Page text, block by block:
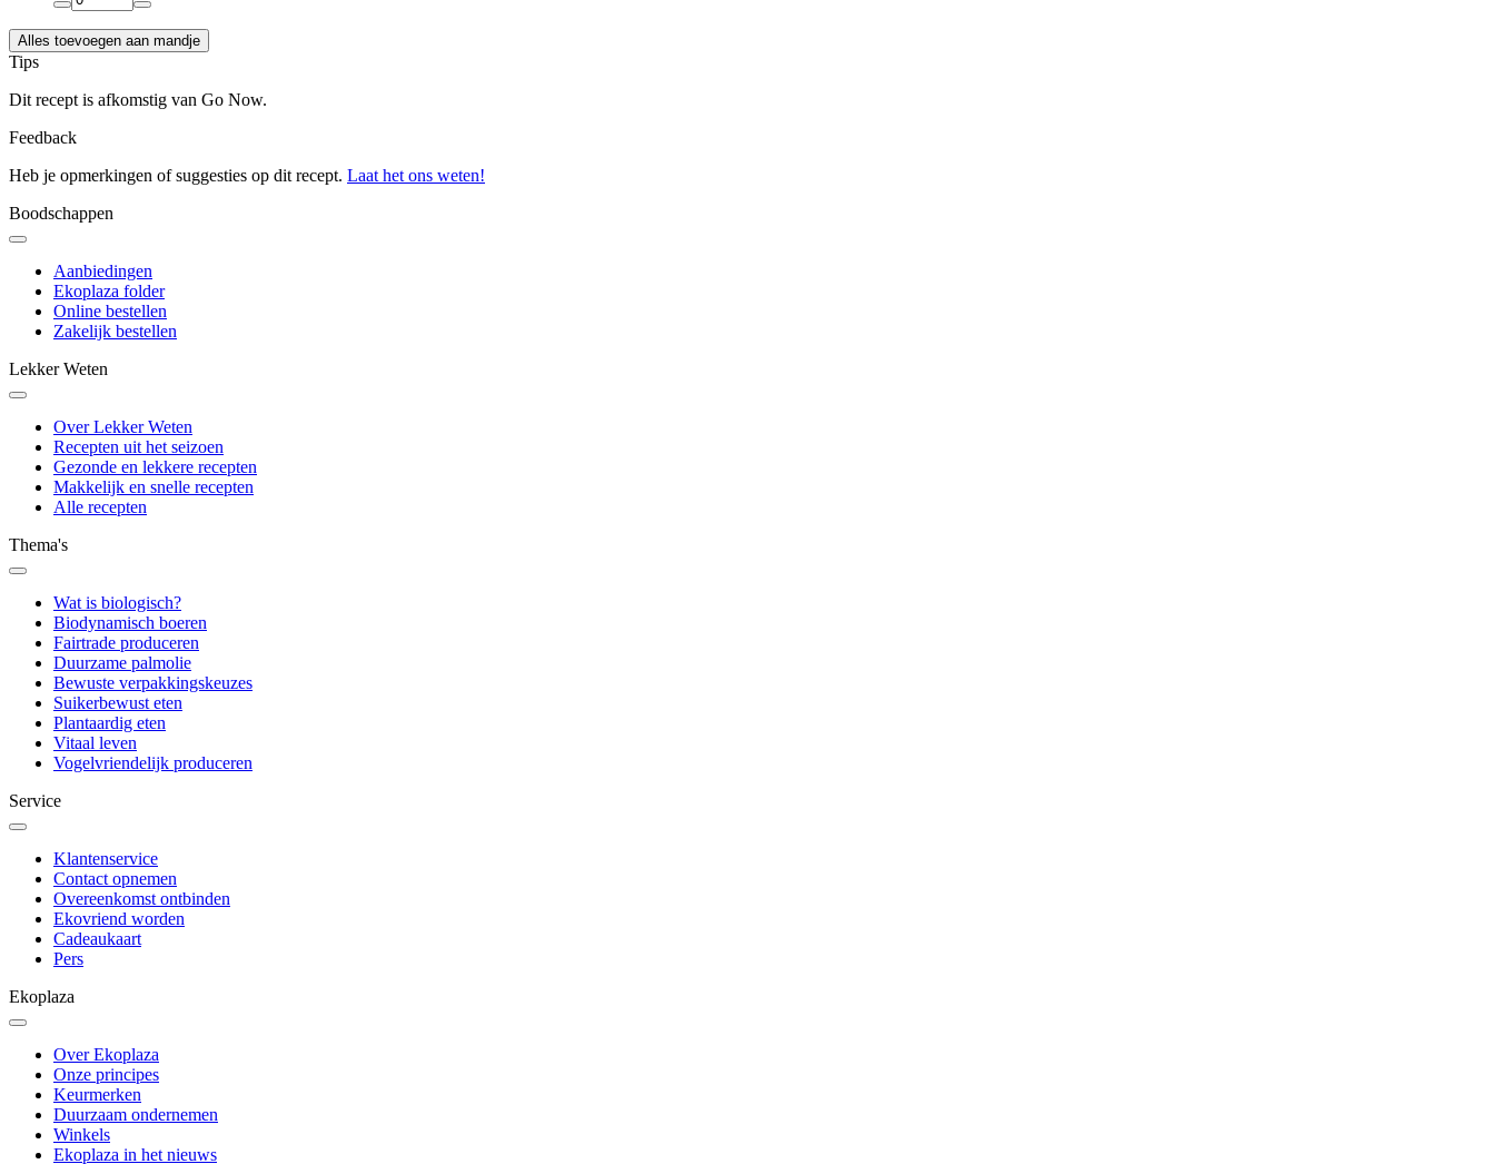
Alles toevoegen aan mandje
Tips
Dit recept is afkomstig van Go Now.
Feedback
Heb je opmerkingen of suggesties op dit recept. Laat het ons weten!
Boodschappen
Aanbiedingen
Ekoplaza folder
Online bestellen
Zakelijk bestellen
Lekker Weten
Over Lekker Weten
Recepten uit het seizoen
Gezonde en lekkere recepten
Makkelijk en snelle recepten
Alle recepten
Thema's
Wat is biologisch?
Biodynamisch boeren
Fairtrade produceren
Duurzame palmolie
Bewuste verpakkingskeuzes
Suikerbewust eten
Plantaardig eten
Vitaal leven
Vogelvriendelijk produceren
Service
Klantenservice
Contact opnemen
Overeenkomst ontbinden
Ekovriend worden
Cadeaukaart
Pers
Ekoplaza
Over Ekoplaza
Onze principes
Keurmerken
Duurzaam ondernemen
Winkels
Ekoplaza in het nieuws